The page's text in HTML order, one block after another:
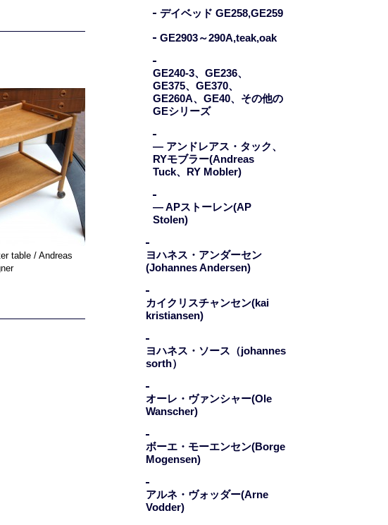
table / Andreas
デイベッド GE258,GE259
GE2903～290A,teak,oak
GE240-3、GE236、
GE375、GE370、
GE260A、GE40、その他の
GEシリーズ
— アンドレアス・タック、
RYモブラー(Andreas
Tuck、RY Mobler)
— APストーレン(AP
Stolen)
ヨハネス・アンダーセン
(Johannes Andersen)
カイクリスチャンセン(kai
kristiansen)
ヨハネス・ソース（johannes
sorth）
オーレ・ヴァンシャー(Ole
Wanscher)
ボーエ・モーエンセン(Borge
Mogensen)
アルネ・ヴォッダー(Arne
Vodder)